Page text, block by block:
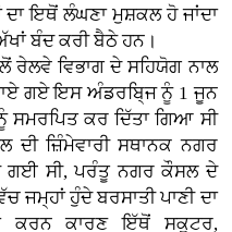
ਦਾ ਇਥੋਂ ਲੰਘਣਾ ਮੁਸ਼ਕਲ ਹੋ ਜਾਂਦਾ
ਬੰਦ ਕਰੀ ਬੈਠੇ ਹਨ।
ਰੇਲਵੇ ਵਿਭਾਗ ਦੇ ਸਹਿਯੋਗ ਨਾਲ
ਗਏ ਇਸ ਅੰਡਰਬਿ੍ਜ ਨੂੰ 1 ਜੂਨ
ਕਰ ਦਿੱਤਾ ਗਿਆ ਸੀ
ਦੀ ਜ਼ਿੰਮੇਵਾਰੀ ਸਥਾਨਕ ਨਗਰ
ਗਈ ਸੀ, ਪਰੰਤੂ ਨਗਰ ਕੌਸਲ ਦੇ
ਹੁੰਦੇ ਬਰਸਾਤੀ ਪਾਣੀ ਦਾ
ਕਾਰਣ ਇੱਥੋਂ ਸਕੂਟਰ,